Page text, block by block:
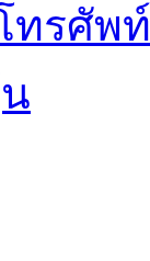
ทรศัพท์